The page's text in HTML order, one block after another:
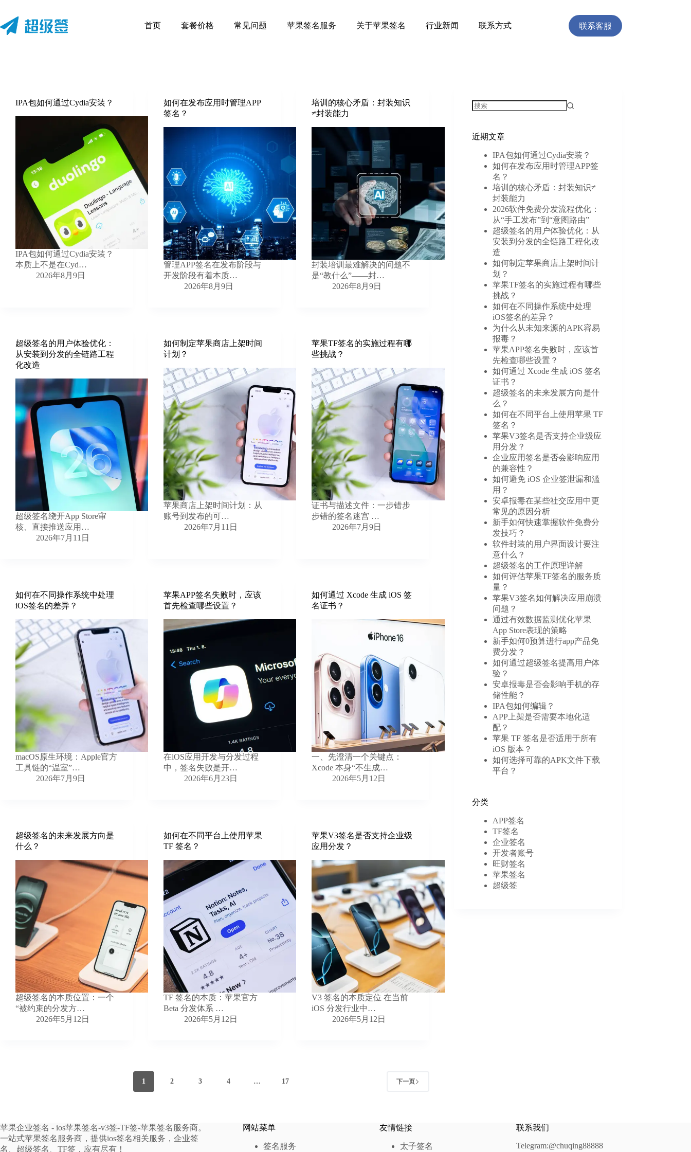
首页 套餐价格 常见问题 苹果签名服务 关于苹果签名 行业新闻 联系方式 联系客服
IPA包如何通过Cydia安装？
IPA包如何通过Cydia安装？
本质上不是在Cyd…
2026年8月9日
如何在发布应用时管理APP
签名？
管理APP签名在发布阶段与
开发阶段有着本质…
2026年8月9日
培训的核心矛盾：封装知识
≠封装能力
封装培训最难解决的问题不
是“教什么”——封…
2026年8月9日
超级签名的用户体验优化：
从安装到分发的全链路工程
化改造
超级签名绕开App Store审
核、直接推送应用…
2026年7月11日
如何制定苹果商店上架时间
计划？
苹果商店上架时间计划：从
账号到发布的可…
2026年7月11日
苹果TF签名的实施过程有哪
些挑战？
证书与描述文件：一步错步
步错的签名迷宫 …
2026年7月9日
如何在不同操作系统中处理
iOS签名的差异？
macOS原生环境：Apple官方
工具链的“温室”…
2026年7月9日
苹果APP签名失败时，应该
首先检查哪些设置？
在iOS应用开发与分发过程
中，签名失败是开…
2026年6月23日
如何通过 Xcode 生成 iOS 签
名证书？
一、先澄清一个关键点：
Xcode 本身“不生成…
2026年5月12日
超级签名的未来发展方向是
什么？
超级签名的本质位置：一个
“被约束的分发方…
2026年5月12日
如何在不同平台上使用苹果
TF 签名？
TF 签名的本质：苹果官方
Beta 分发体系 …
2026年5月12日
苹果V3签名是否支持企业级
应用分发？
V3 签名的本质定位 在当前
iOS 分发行业中…
2026年5月12日
1 2 3 4 … 17 下一页
近期文章
IPA包如何通过Cydia安装？
如何在发布应用时管理APP签
名？
培训的核心矛盾：封装知识≠
封装能力
2026软件免费分发流程优化：
从“手工发布”到“意图路由”
超级签名的用户体验优化：从
安装到分发的全链路工程化改
造
如何制定苹果商店上架时间计
划？
苹果TF签名的实施过程有哪些
挑战？
如何在不同操作系统中处理
iOS签名的差异？
为什么从未知来源的APK容易
报毒？
苹果APP签名失败时，应该首
先检查哪些设置？
如何通过 Xcode 生成 iOS 签名
证书？
超级签名的未来发展方向是什
么？
如何在不同平台上使用苹果 TF
签名？
苹果V3签名是否支持企业级应
用分发？
企业应用签名是否会影响应用
的兼容性？
如何避免 iOS 企业签泄漏和滥
用？
安卓报毒在某些社交应用中更
常见的原因分析
新手如何快速掌握软件免费分
发技巧？
软件封装的用户界面设计要注
意什么？
超级签名的工作原理详解
如何评估苹果TF签名的服务质
量？
苹果V3签名如何解决应用崩溃
问题？
通过有效数据监测优化苹果
App Store表现的策略
新手如何0预算进行app产品免
费分发？
如何通过超级签名提高用户体
验？
安卓报毒是否会影响手机的存
储性能？
IPA包如何编辑？
APP上架是否需要本地化适
配？
苹果 TF 签名是否适用于所有
iOS 版本？
如何选择可靠的APK文件下载
平台？
分类
APP签名
TF签名
企业签名
开发者账号
旺财签名
苹果签名
超级签
苹果企业签名 - ios苹果签名-v3签-TF签-苹果签名服务商。
一站式苹果签名服务商，提供ios签名相关服务，企业签
名、超级签名、TF签，应有尽有！
网站菜单
签名服务
友情链接
太子签名
联系我们
Telegram:@chuqing88888